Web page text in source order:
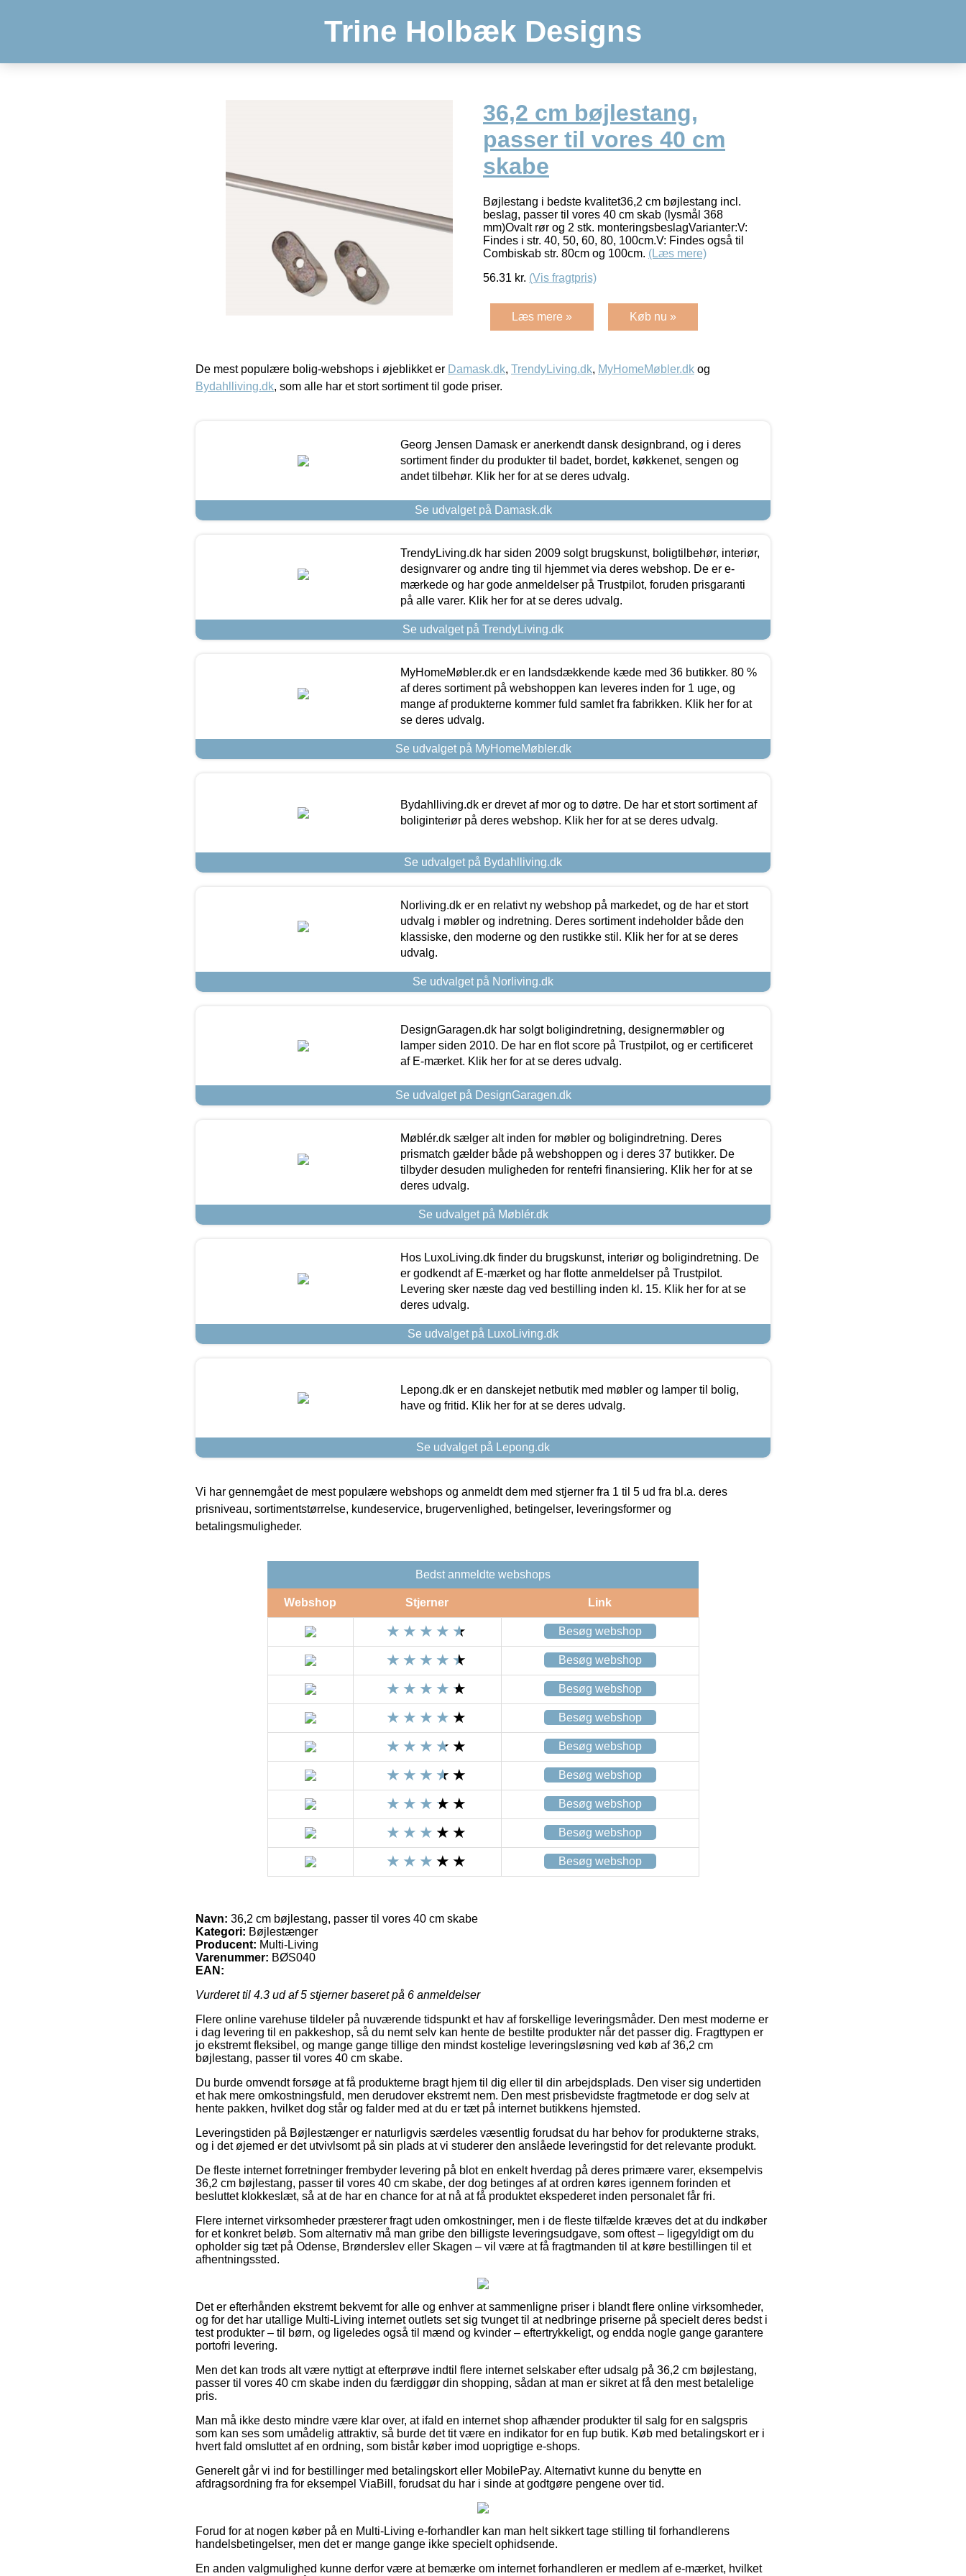
Trine Holbæk Designs
36,2 cm bøjlestang,
passer til vores 40 cm
skabe
Bøjlestang i bedste kvalitet36,2 cm bøjlestang incl.
beslag, passer til vores 40 cm skab (lysmål 368
mm)Ovalt rør og 2 stk. monteringsbeslagVarianter:V:
Findes i str. 40, 50, 60, 80, 100cm.V: Findes også til
Combiskab str. 80cm og 100cm. (Læs mere)
56.31 kr. (Vis fragtpris)
Læs mere » Køb nu »
De mest populære bolig-webshops i øjeblikket er Damask.dk, TrendyLiving.dk, MyHomeMøbler.dk og
Bydahlliving.dk, som alle har et stort sortiment til gode priser.
Georg Jensen Damask er anerkendt dansk designbrand, og i deres
sortiment finder du produkter til badet, bordet, køkkenet, sengen og
andet tilbehør. Klik her for at se deres udvalg.
Se udvalget på Damask.dk
TrendyLiving.dk har siden 2009 solgt brugskunst, boligtilbehør, interiør,
designvarer og andre ting til hjemmet via deres webshop. De er e-
mærkede og har gode anmeldelser på Trustpilot, foruden prisgaranti
på alle varer. Klik her for at se deres udvalg.
Se udvalget på TrendyLiving.dk
MyHomeMøbler.dk er en landsdækkende kæde med 36 butikker. 80 %
af deres sortiment på webshoppen kan leveres inden for 1 uge, og
mange af produkterne kommer fuld samlet fra fabrikken. Klik her for at
se deres udvalg.
Se udvalget på MyHomeMøbler.dk
Bydahlliving.dk er drevet af mor og to døtre. De har et stort sortiment af
boliginteriør på deres webshop. Klik her for at se deres udvalg.
Se udvalget på Bydahlliving.dk
Norliving.dk er en relativt ny webshop på markedet, og de har et stort
udvalg i møbler og indretning. Deres sortiment indeholder både den
klassiske, den moderne og den rustikke stil. Klik her for at se deres
udvalg.
Se udvalget på Norliving.dk
DesignGaragen.dk har solgt boligindretning, designermøbler og
lamper siden 2010. De har en flot score på Trustpilot, og er certificeret
af E-mærket. Klik her for at se deres udvalg.
Se udvalget på DesignGaragen.dk
Møblér.dk sælger alt inden for møbler og boligindretning. Deres
prismatch gælder både på webshoppen og i deres 37 butikker. De
tilbyder desuden muligheden for rentefri finansiering. Klik her for at se
deres udvalg.
Se udvalget på Møblér.dk
Hos LuxoLiving.dk finder du brugskunst, interiør og boligindretning. De
er godkendt af E-mærket og har flotte anmeldelser på Trustpilot.
Levering sker næste dag ved bestilling inden kl. 15. Klik her for at se
deres udvalg.
Se udvalget på LuxoLiving.dk
Lepong.dk er en danskejet netbutik med møbler og lamper til bolig,
have og fritid. Klik her for at se deres udvalg.
Se udvalget på Lepong.dk
Vi har gennemgået de mest populære webshops og anmeldt dem med stjerner fra 1 til 5 ud fra bl.a. deres
prisniveau, sortimentstørrelse, kundeservice, brugervenlighed, betingelser, leveringsformer og
betalingsmuligheder.
Bedst anmeldte webshops
Webshop Stjerner Link
Besøg webshop
Besøg webshop
Besøg webshop
Besøg webshop
Besøg webshop
Besøg webshop
Besøg webshop
Besøg webshop
Besøg webshop
Navn: 36,2 cm bøjlestang, passer til vores 40 cm skabe
Kategori: Bøjlestænger
Producent: Multi-Living
Varenummer: BØS040
EAN:
Vurderet til 4.3 ud af 5 stjerner baseret på 6 anmeldelser
Flere online varehuse tildeler på nuværende tidspunkt et hav af forskellige leveringsmåder. Den mest moderne er
i dag levering til en pakkeshop, så du nemt selv kan hente de bestilte produkter når det passer dig. Fragttypen er
jo ekstremt fleksibel, og mange gange tillige den mindst kostelige leveringsløsning ved køb af 36,2 cm
bøjlestang, passer til vores 40 cm skabe.
Du burde omvendt forsøge at få produkterne bragt hjem til dig eller til din arbejdsplads. Den viser sig undertiden
et hak mere omkostningsfuld, men derudover ekstremt nem. Den mest prisbevidste fragtmetode er dog selv at
hente pakken, hvilket dog står og falder med at du er tæt på internet butikkens hjemsted.
Leveringstiden på Bøjlestænger er naturligvis særdeles væsentlig forudsat du har behov for produkterne straks,
og i det øjemed er det utvivlsomt på sin plads at vi studerer den anslåede leveringstid for det relevante produkt.
De fleste internet forretninger frembyder levering på blot en enkelt hverdag på deres primære varer, eksempelvis
36,2 cm bøjlestang, passer til vores 40 cm skabe, der dog betinges af at ordren køres igennem forinden et
besluttet klokkeslæt, så at de har en chance for at nå at få produktet ekspederet inden personalet får fri.
Flere internet virksomheder præsterer fragt uden omkostninger, men i de fleste tilfælde kræves det at du indkøber
for et konkret beløb. Som alternativ må man gribe den billigste leveringsudgave, som oftest – ligegyldigt om du
opholder sig tæt på Odense, Brønderslev eller Skagen – vil være at få fragtmanden til at køre bestillingen til et
afhentningssted.
Det er efterhånden ekstremt bekvemt for alle og enhver at sammenligne priser i blandt flere online virksomheder,
og for det har utallige Multi-Living internet outlets set sig tvunget til at nedbringe priserne på specielt deres bedst i
test produkter – til børn, og ligeledes også til mænd og kvinder – eftertrykkeligt, og endda nogle gange garantere
portofri levering.
Men det kan trods alt være nyttigt at efterprøve indtil flere internet selskaber efter udsalg på 36,2 cm bøjlestang,
passer til vores 40 cm skabe inden du færdiggør din shopping, sådan at man er sikret at få den mest betalelige
pris.
Man må ikke desto mindre være klar over, at ifald en internet shop afhænder produkter til salg for en salgspris
som kan ses som umådelig attraktiv, så burde det tit være en indikator for en fup butik. Køb med betalingskort er i
hvert fald omsluttet af en ordning, som bistår køber imod uoprigtige e-shops.
Generelt går vi ind for bestillinger med betalingskort eller MobilePay. Alternativt kunne du benytte en
afdragsordning fra for eksempel ViaBill, forudsat du har i sinde at godtgøre pengene over tid.
Forud for at nogen køber på en Multi-Living e-forhandler kan man helt sikkert tage stilling til forhandlerens
handelsbetingelser, men det er mange gange ikke specielt ophidsende.
En anden valgmulighed kunne derfor være at bemærke om internet forhandleren er medlem af e-mærket, hvilket